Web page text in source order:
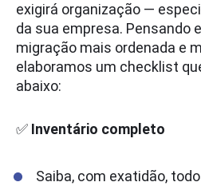
exigirá organização ―
da sua empresa. Pensando
migração mais ordenada e
elaboramos um checklist
abaixo:
✅ Inventário completo
Saiba, com exatidão,